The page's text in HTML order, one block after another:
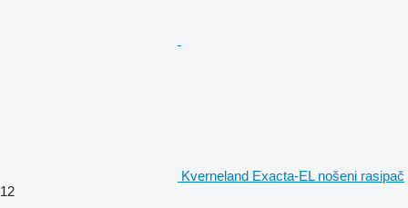
Kverneland Exacta-EL nošeni rasipač
12